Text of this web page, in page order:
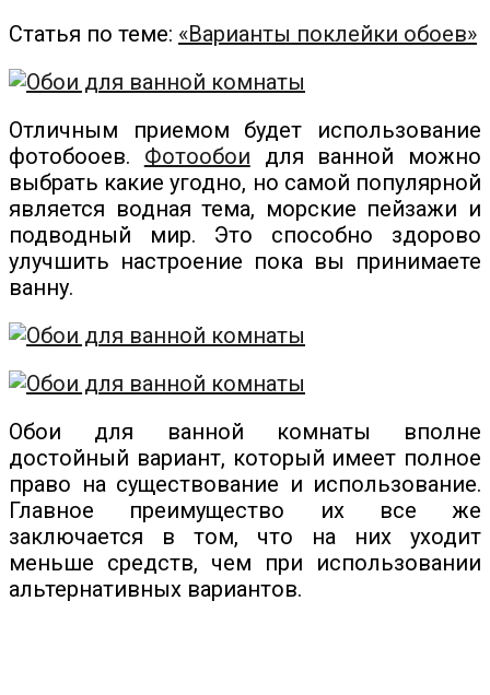
Статья по теме: «Варианты поклейки обоев»
Отличным приемом будет использование
фотобооев. Фотообои для ванной можно
выбрать какие угодно, но самой популярной
является водная тема, морские пейзажи и
подводный мир. Это способно здорово
улучшить настроение пока вы принимаете
ванну.
Обои для ванной комнаты вполне
достойный вариант, который имеет полное
право на существование и использование.
Главное преимущество их все же
заключается в том, что на них уходит
меньше средств, чем при использовании
альтернативных вариантов.